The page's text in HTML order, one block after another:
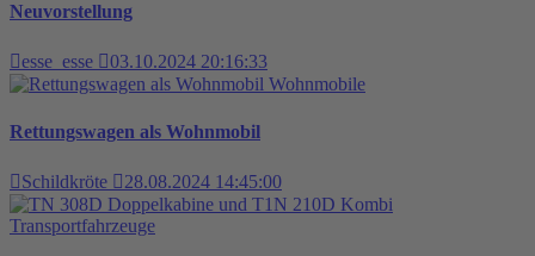
Neuvorstellung
esse_esse
03.10.2024 20:16:33
Wohnmobile
Rettungswagen als Wohnmobil
Schildkröte 28.08.2024 14:45:00
Transportfahrzeuge